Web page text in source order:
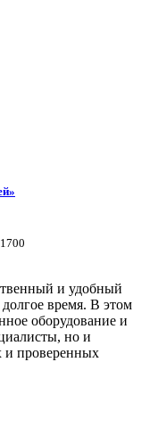
и удобный
время. В этом
оборудование и
но и
и проверенных